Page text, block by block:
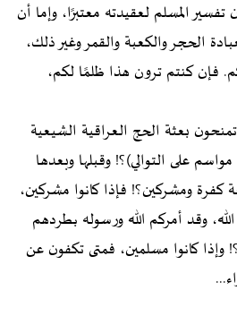
المسلم لعقيدته معتبرًا، وإما أن
الحجر والكعبة والقمر وغير ذلك،
فإن كنتم ترون هذا ظلمًا لكم،
بعثة الحج العراقية الشيعية
على التوالي)؟! وقبلها وبعدها
كفرة ومشركين؟! فإذا كانوا مشركين،
وقد أمركم الله ورسوله بطردهم
وإذا كانوا مسلمين، فمتى تكفون عن